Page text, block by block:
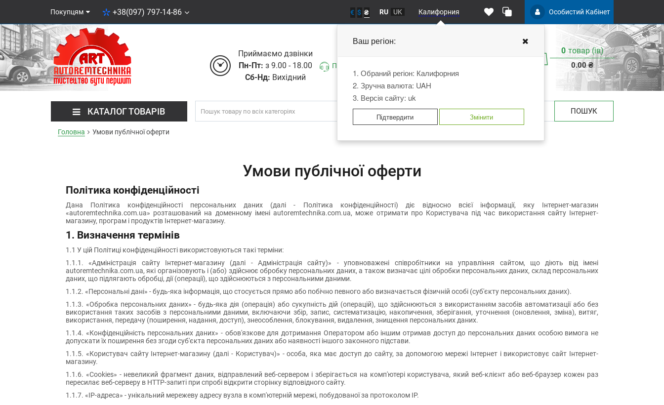
Покупцям +38(097) 797-14-86 € $ ₴ RU UK Калифорния
Ваш регіон:
1. Обраний регіон: Калифорния
2. Зручна валюта: UAH
3. Версія сайту: uk
Підтвердити Змінити
Особистий Кабінет
Приймаємо дзвiнки
Пн-Пт: з 9.00 - 18.00
Сб-Нд: Вихідний
Передзвоніть мені
0 товар (iв)
0.00 ₴
КАТАЛОГ ТОВАРІВ ПОШУК
Головна Умови публічної оферти
Умови публічної оферти
Політика конфіденційності
Дана Політика конфіденційності персональних даних (далі - Політика конфіденційності) діє відносно всієї інформації, яку Інтернет-магазин
«autoremtechnika.com.ua» розташований на доменному імені autoremtechnika.com.ua, може отримати про Користувача під час використання сайту Інтернет-
магазину, програм і продуктів Інтернет-магазину.
1. Визначення термінів
1.1 У цій Політиці конфіденційності використовуються такі терміни:
1.1.1. «Адміністрація сайту Інтернет-магазину (далі - Адміністрація сайту)» - уповноважені співробітники на управління сайтом, що діють від імені
autoremtechnika.com.ua, які організовують і (або) здійснює обробку персональних даних, а також визначає цілі обробки персональних даних, склад персональних
даних, що підлягають обробці, дії (операції), що здійснюються з персональними даними.
1.1.2. «Персональні дані» - будь-яка інформація, що стосується прямо або побічно певного або визначається фізичній особі (суб'єкту персональних даних).
1.1.3. «Обробка персональних даних» - будь-яка дія (операція) або сукупність дій (операцій), що здійснюються з використанням засобів автоматизації або без
використання таких засобів з персональними даними, включаючи збір, запис, систематизацію, накопичення, зберігання, уточнення (оновлення, зміна), витяг,
використання, передачу (поширення, надання, доступ), знеособлення, блокування, видалення, знищення персональних даних.
1.1.4. «Конфіденційність персональних даних» - обов'язкове для дотримання Оператором або іншим отримав доступ до персональних даних особою вимога не
допускати їх поширення без згоди суб'єкта персональних даних або наявності іншого законного підстави.
1.1.5. «Користувач сайту Інтернет-магазину (далі - Користувач)» - особа, яка має доступ до сайту, за допомогою мережі Інтернет і використовує сайт Інтернет-
магазину.
1.1.6. «Cookies» - невеликий фрагмент даних, відправлений веб-сервером і зберігається на комп'ютері користувача, який веб-клієнт або веб-браузер кожен раз
пересилає веб-серверу в HTTP-запиті при спробі відкрити сторінку відповідного сайту.
1.1.7. «IP-адреса» - унікальний мережеву адресу вузла в комп'ютерній мережі, побудованої за протоколом IP.